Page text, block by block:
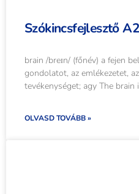
Szókincsfejlesztő
brain /breɪn/ (főnév) a fejen
gondolatot, az emlékezetet,
tevékenységet; agy The brain
OLVASD TOVÁBB »